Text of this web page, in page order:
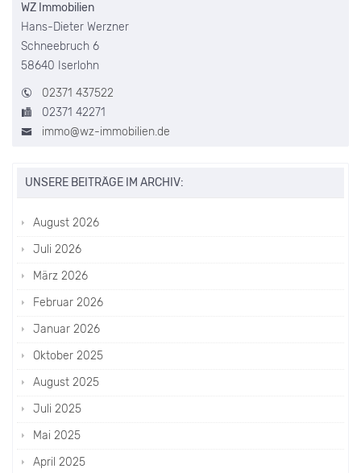
WZ Immobilien
Hans-Dieter Werzner
Schneebruch 6
58640 Iserlohn
02371 437522
02371 42271
immo@wz-immobilien.de
UNSERE BEITRÄGE IM ARCHIV:
August 2026
Juli 2026
März 2026
Februar 2026
Januar 2026
Oktober 2025
August 2025
Juli 2025
Mai 2025
April 2025